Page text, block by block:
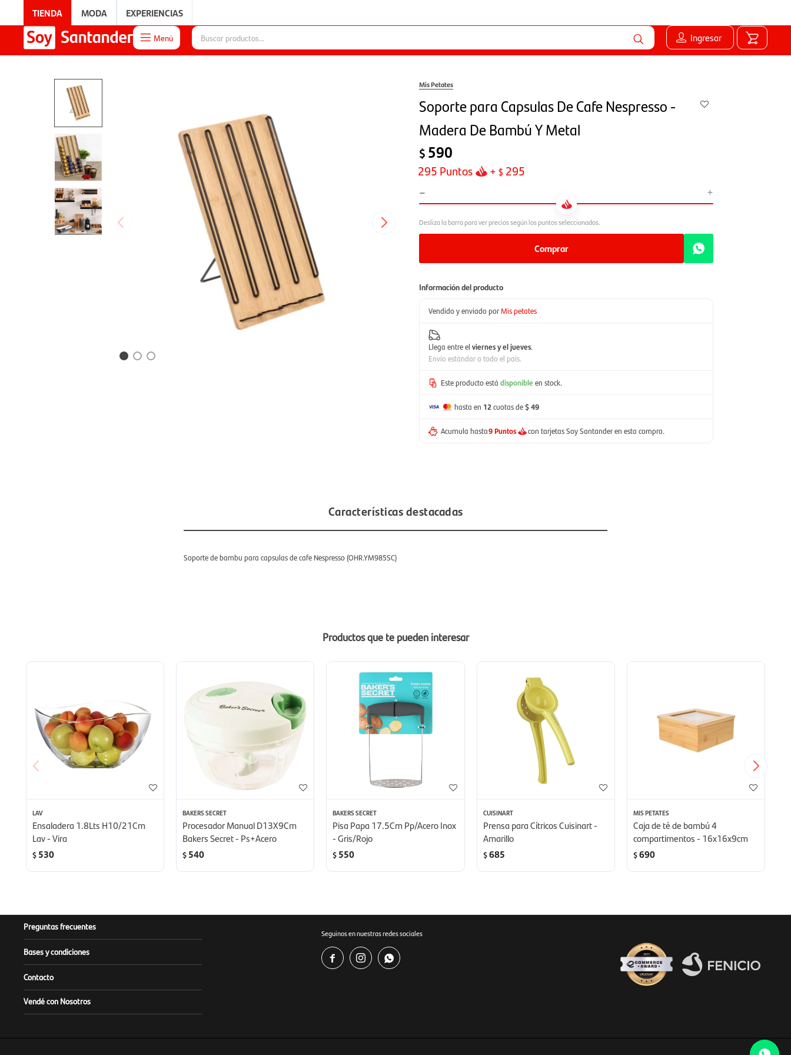
TIENDA MODA EXPERIENCIAS
 Menú Ingresar
Mis Petates
Soporte para Capsulas De Cafe Nespresso -
Madera De Bambú Y Metal
$ 590
295 Puntos + $ 295
- +
Comprar
Información del producto
Vendido y enviado porMis petates
Llega entre el viernes y el jueves.
Envío estándar a todo el país.
Este producto está disponible en stock.
hasta en 12cuotas de$ 49
Acumula hasta9 Puntos con tarjetas Soy Santander en esta compra.
Características destacadas
Soporte de bambu para capsulas de cafe Nespresso (OHR.YM985SC)
Productos que te pueden interesar
LAV
Ensaladera 1.8Lts H10/21Cm
Lav - Vira
$ 530
BAKERS SECRET
Procesador Manual D13X9Cm
Bakers Secret - Ps+Acero
$ 540
BAKERS SECRET
Pisa Papa 17.5Cm Pp/Acero Inox
- Gris/Rojo
$ 550
CUISINART
Prensa para Cítricos Cuisinart -
Amarillo
$685
MIS PETATES
Caja de té de bambú 4
compartimentos - 16x16x9cm
$690
Preguntas frecuentes
Bases y condiciones
Contacto
Vendé con Nosotros
Seguinos en nuestras redes sociales
  
Fenicio eCommerce Uruguay